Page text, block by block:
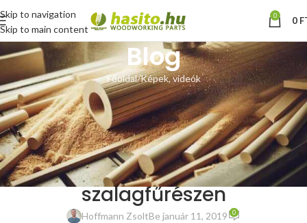
Skip to navigation
Skip to main content
0 0
Blog
Főoldal Képek, videók
KÉPEK, VIDEÓK
Vásárlói fotók – 5×5 méretű
szalagfűrész lapvezető
Holzkraft Minimax s45n
szalagfűrészen
Hoffmann ZsoltBe január 11, 2019 0